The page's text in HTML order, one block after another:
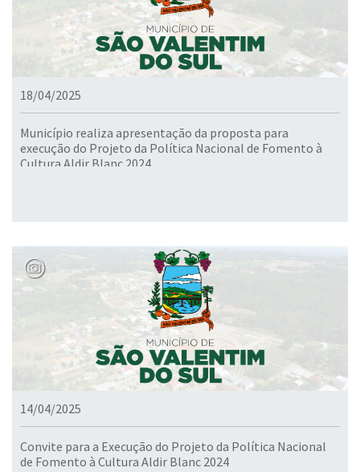
18/04/2025
Município realiza apresentação da proposta para
execução do Projeto da Política Nacional de Fomento à
Cultura Aldir Blanc 2024
14/04/2025
Convite para a Execução do Projeto da Política Nacional
de Fomento à Cultura Aldir Blanc 2024